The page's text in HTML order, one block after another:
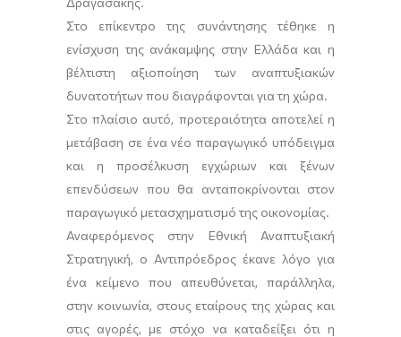
Στο επίκεντρο της συνάντησης τέθηκε η
ενίσχυση της ανάκαμψης στην Ελλάδα και η
βέλτιστη αξιοποίηση των αναπτυξιακών
δυνατοτήτων που διαγράφονται για τη χώρα.
Στο πλαίσιο αυτό, προτεραιότητα αποτελεί η
μετάβαση σε ένα νέο παραγωγικό υπόδειγμα
και η προσέλκυση εγχώριων και ξένων
επενδύσεων που θα ανταποκρίνονται στον
παραγωγικό μετασχηματισμό της οικονομίας.
Αναφερόμενος στην Εθνική Αναπτυξιακή
Στρατηγική, ο Αντιπρόεδρος έκανε λόγο για
ένα κείμενο που απευθύνεται, παράλληλα,
στην κοινωνία, στους εταίρους της χώρας και
στις αγορές, με στόχο να καταδείξει ότι η